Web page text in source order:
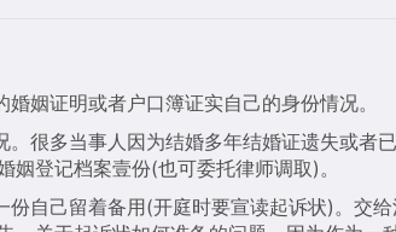
姻证明或者户口簿证实自己的身份情况。
很多当事人因为结婚多年结婚证遗失或者
登记档案壹份(也可委托律师调取)。
自己留着备用(开庭时要宣读起诉状)。交